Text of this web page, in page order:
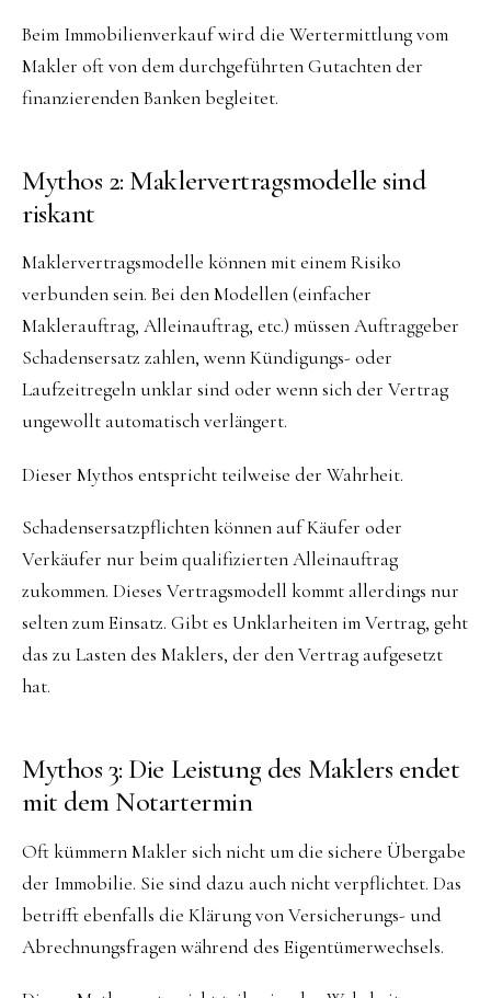
Beim Immobilienverkauf wird die Wertermittlung vom
Makler oft von dem durchgeführten Gutachten der
finanzierenden Banken begleitet.
Mythos 2: Maklervertragsmodelle sind
riskant
Maklervertragsmodelle können mit einem Risiko
verbunden sein. Bei den Modellen (einfacher
Maklerauftrag, Alleinauftrag, etc.) müssen Auftraggeber
Schadensersatz zahlen, wenn Kündigungs- oder
Laufzeitregeln unklar sind oder wenn sich der Vertrag
ungewollt automatisch verlängert.
Dieser Mythos entspricht teilweise der Wahrheit.
Schadensersatzpflichten können auf Käufer oder
Verkäufer nur beim qualifizierten Alleinauftrag
zukommen. Dieses Vertragsmodell kommt allerdings nur
selten zum Einsatz. Gibt es Unklarheiten im Vertrag, geht
das zu Lasten des Maklers, der den Vertrag aufgesetzt
hat.
Mythos 3: Die Leistung des Maklers endet
mit dem Notartermin
Oft kümmern Makler sich nicht um die sichere Übergabe
der Immobilie. Sie sind dazu auch nicht verpflichtet. Das
betrifft ebenfalls die Klärung von Versicherungs- und
Abrechnungsfragen während des Eigentümerwechsels.